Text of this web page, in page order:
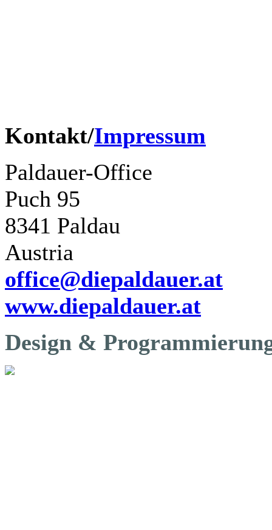
Kontakt/Impressum
Paldauer-Office
Puch 95
8341 Paldau
Austria
office@diepaldauer.at
www.diepaldauer.at
Design &